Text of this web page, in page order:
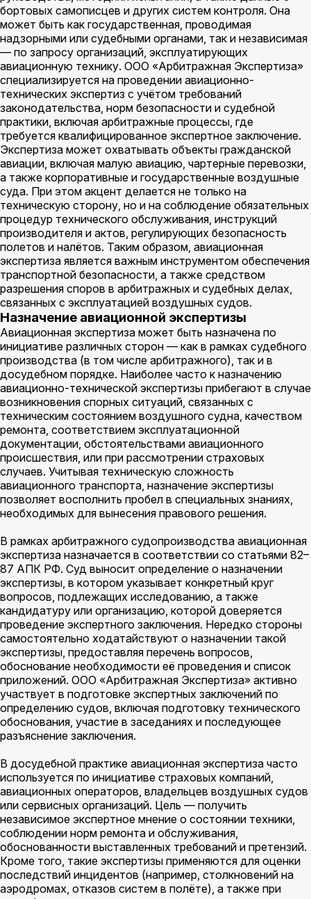
бортовых самописцев и других систем контроля. Она
может быть как государственная, проводимая
надзорными или судебными органами, так и независимая
— по запросу организаций, эксплуатирующих
авиационную технику. ООО «Арбитражная Экспертиза»
специализируется на проведении авиационно-
технических экспертиз с учётом требований
законодательства, норм безопасности и судебной
практики, включая арбитражные процессы, где
требуется квалифицированное экспертное заключение.
Экспертиза может охватывать объекты гражданской
авиации, включая малую авиацию, чартерные перевозки,
а также корпоративные и государственные воздушные
суда. При этом акцент делается не только на
техническую сторону, но и на соблюдение обязательных
процедур технического обслуживания, инструкций
производителя и актов, регулирующих безопасность
полетов и налётов. Таким образом, авиационная
экспертиза является важным инструментом обеспечения
транспортной безопасности, а также средством
разрешения споров в арбитражных и судебных делах,
связанных с эксплуатацией воздушных судов.
Назначение авиационной экспертизы
Авиационная экспертиза может быть назначена по
инициативе различных сторон — как в рамках судебного
производства (в том числе арбитражного), так и в
досудебном порядке. Наиболее часто к назначению
авиационно-технической экспертизы прибегают в случае
возникновения спорных ситуаций, связанных с
техническим состоянием воздушного судна, качеством
ремонта, соответствием эксплуатационной
документации, обстоятельствами авиационного
происшествия, или при рассмотрении страховых
случаев. Учитывая техническую сложность
авиационного транспорта, назначение экспертизы
позволяет восполнить пробел в специальных знаниях,
необходимых для вынесения правового решения.
В рамках арбитражного судопроизводства авиационная
экспертиза назначается в соответствии со статьями 82–
87 АПК РФ. Суд выносит определение о назначении
экспертизы, в котором указывает конкретный круг
вопросов, подлежащих исследованию, а также
кандидатуру или организацию, которой доверяется
проведение экспертного заключения. Нередко стороны
самостоятельно ходатайствуют о назначении такой
экспертизы, предоставляя перечень вопросов,
обоснование необходимости её проведения и список
приложений. ООО «Арбитражная Экспертиза» активно
участвует в подготовке экспертных заключений по
определению судов, включая подготовку технического
обоснования, участие в заседаниях и последующее
разъяснение заключения.
В досудебной практике авиационная экспертиза часто
используется по инициативе страховых компаний,
авиационных операторов, владельцев воздушных судов
или сервисных организаций. Цель — получить
независимое экспертное мнение о состоянии техники,
соблюдении норм ремонта и обслуживания,
обоснованности выставленных требований и претензий.
Кроме того, такие экспертизы применяются для оценки
последствий инцидентов (например, столкновений на
аэродромах, отказов систем в полёте), а также при